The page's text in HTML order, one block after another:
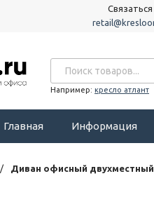
Например: кресло атлант
Главная Информация
/ Диван офисный